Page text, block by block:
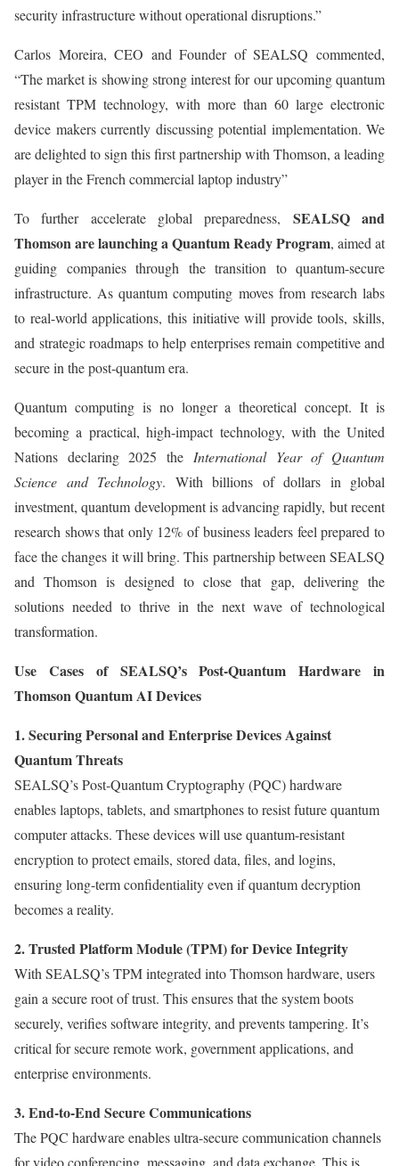
security infrastructure without operational disruptions.”
Carlos Moreira, CEO and Founder of SEALSQ commented,
“The market is showing strong interest for our upcoming quantum
resistant TPM technology, with more than 60 large electronic
device makers currently discussing potential implementation. We
are delighted to sign this first partnership with Thomson, a leading
player in the French commercial laptop industry”
To further accelerate global preparedness, SEALSQ and
Thomson are launching a Quantum Ready Program, aimed at
guiding companies through the transition to quantum-secure
infrastructure. As quantum computing moves from research labs
to real-world applications, this initiative will provide tools, skills,
and strategic roadmaps to help enterprises remain competitive and
secure in the post-quantum era.
Quantum computing is no longer a theoretical concept. It is
becoming a practical, high-impact technology, with the United
Nations declaring 2025 the International Year of Quantum
Science and Technology. With billions of dollars in global
investment, quantum development is advancing rapidly, but recent
research shows that only 12% of business leaders feel prepared to
face the changes it will bring. This partnership between SEALSQ
and Thomson is designed to close that gap, delivering the
solutions needed to thrive in the next wave of technological
transformation.
Use Cases of SEALSQ’s Post-Quantum Hardware in
Thomson Quantum AI Devices
1. Securing Personal and Enterprise Devices Against
Quantum Threats
SEALSQ’s Post-Quantum Cryptography (PQC) hardware
enables laptops, tablets, and smartphones to resist future quantum
computer attacks. These devices will use quantum-resistant
encryption to protect emails, stored data, files, and logins,
ensuring long-term confidentiality even if quantum decryption
becomes a reality.
2. Trusted Platform Module (TPM) for Device Integrity
With SEALSQ’s TPM integrated into Thomson hardware, users
gain a secure root of trust. This ensures that the system boots
securely, verifies software integrity, and prevents tampering. It’s
critical for secure remote work, government applications, and
enterprise environments.
3. End-to-End Secure Communications
The PQC hardware enables ultra-secure communication channels
for video conferencing, messaging, and data exchange. This is